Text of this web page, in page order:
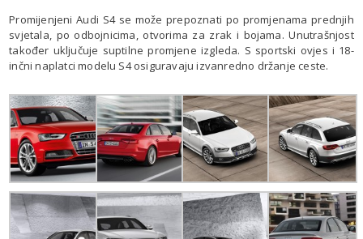
Promijenjeni Audi S4 se može prepoznati po promjenama prednjih
svjetala, po odbojnicima, otvorima za zrak i bojama. Unutrašnjost
također uključuje suptilne promjene izgleda. S sportski ovjes i 18-
inčni naplatci modelu S4 osiguravaju izvanredno držanje ceste.